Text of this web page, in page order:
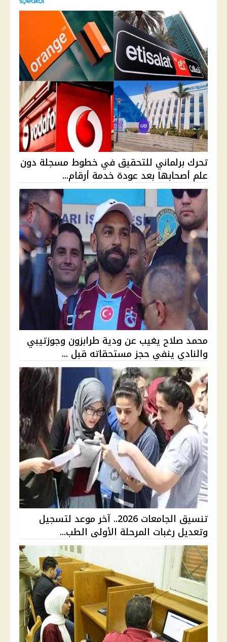
تحرك برلماني للتحقيق في خطوط مسجلة دون
علم أصحابها بعد عودة خدمة أرقام...
محمد صلاح يغيب عن ودية طرابزون وجوزتيبي
والنادي ينفي حجز مستحقاته قبل ...
تنسيق الجامعات 2026.. آخر موعد لتسجيل
وتعديل رغبات المرحلة الأولى الطب...